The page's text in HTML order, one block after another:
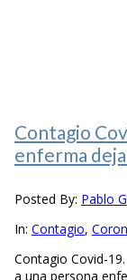
Contagio
enferma
Posted By: Pablo
In: Contagio,
Contagio Covid-
a una persona